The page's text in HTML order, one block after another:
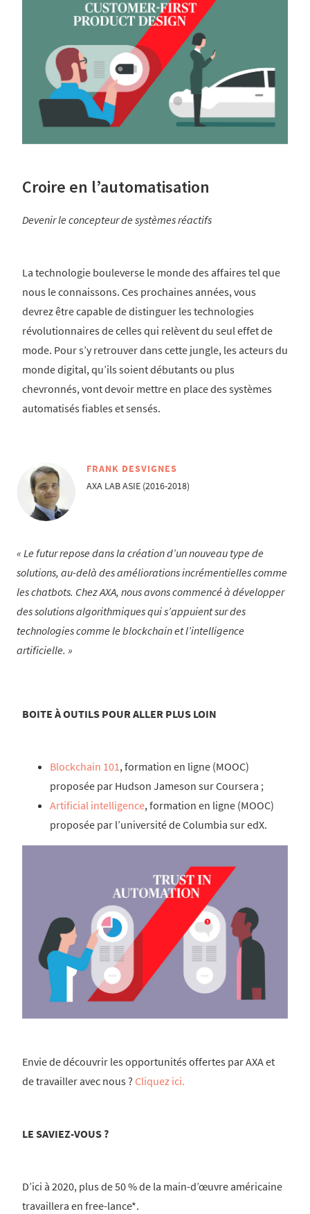
Croire en l’automatisation
Devenir le concepteur de systèmes réactifs
La technologie bouleverse le monde des affaires tel que
nous le connaissons. Ces prochaines années, vous
devrez être capable de distinguer les technologies
révolutionnaires de celles qui relèvent du seul effet de
mode. Pour s’y retrouver dans cette jungle, les acteurs du
monde digital, qu’ils soient débutants ou plus
chevronnés, vont devoir mettre en place des systèmes
automatisés fiables et sensés.
FRANK DESVIGNES
AXA LAB ASIE (2016-2018)
Le futur repose dans la création d’un nouveau type de
solutions, au-delà des améliorations incrémentielles comme
les chatbots. Chez AXA, nous avons commencé à développer
des solutions algorithmiques qui s’appuient sur des
technologies comme le blockchain et l’intelligence
artificielle.
BOITE À OUTILS POUR ALLER PLUS LOIN
Blockchain 101, formation en ligne (MOOC)
proposée par Hudson Jameson sur Coursera ;
Artificial intelligence, formation en ligne (MOOC)
proposée par l’université de Columbia sur edX.
Envie de découvrir les opportunités offertes par AXA et
de travailler avec nous ? Cliquez ici.
LE SAVIEZ-VOUS ?
D’ici à 2020, plus de 50 % de la main-d’œuvre américaine
travaillera en free-lance*.